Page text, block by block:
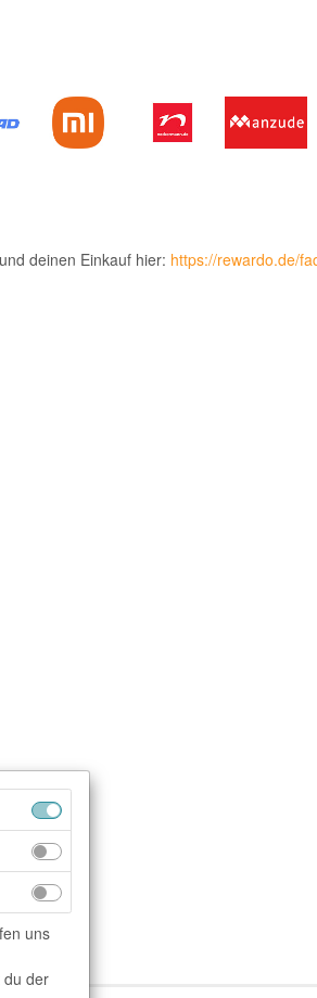
deinen Einkauf hier: https://rewardo.de/
uns
du der